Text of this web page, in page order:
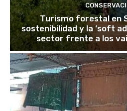
Turismo forestal en
sostenibilidad y la ‘soft
sector frente a los